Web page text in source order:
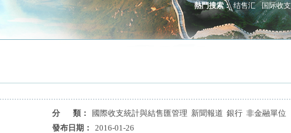
熱門搜索： 结售汇 国际收支
分 類：
國際收支統計與結售匯管理 新聞報道 銀行 非金融單位
發布日期：
2016-01-26